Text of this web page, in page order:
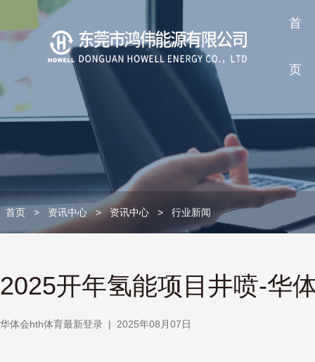
首
页
首页 > 资讯中心 > 资讯中心 > 行业新闻
2025开年氢能项目井喷-华
华体会hth体育最新登录 | 2025年08月07日